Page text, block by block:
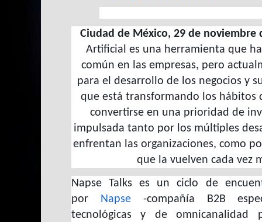
Ciudad de México, 29 de noviembre
Artificial es una herramienta que
común en las empresas, pero
para el desarrollo de los negocios y
que está transformando los hábitos
convertirse en una prioridad de
impulsada tanto por los múltiples
enfrentan las organizaciones, como
que la vuelven cada vez
Napse Talks es un ciclo de
por Napse-compañía B2B
tecnológicas y de